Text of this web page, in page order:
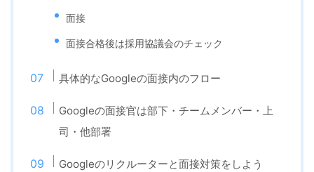
面接
面接合格後は採用協議会のチェック
具体的なGoogleの面接内のフロー
Googleの面接官は部下・チームメンバー・上
司・他部署
Googleのリクルーターと面接対策をしよう